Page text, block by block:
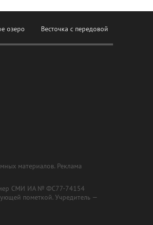
озеро Весточка с передовой
материалов. Реклама
СМИ ИА № ФС77-74154
пометкой. Учредитель —